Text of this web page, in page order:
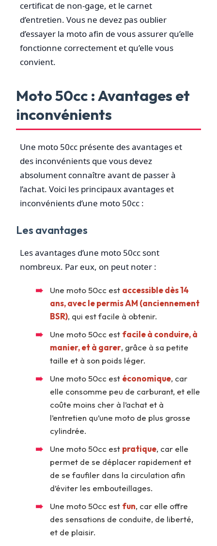
certificat de non-gage, et le carnet
d’entretien. Vous ne devez pas oublier
d’essayer la moto afin de vous assurer qu’elle
fonctionne correctement et qu’elle vous
convient.
Moto 50cc : Avantages et
inconvénients
Une moto 50cc présente des avantages et
des inconvénients que vous devez
absolument connaître avant de passer à
l’achat. Voici les principaux avantages et
inconvénients d’une moto 50cc :
Les avantages
Les avantages d’une moto 50cc sont
nombreux. Par eux, on peut noter :
Une moto 50cc est accessible dès 14
ans, avec le permis AM (anciennement
BSR), qui est facile à obtenir.
Une moto 50cc est facile à conduire, à
manier, et à garer, grâce à sa petite
taille et à son poids léger.
Une moto 50cc est économique, car
elle consomme peu de carburant, et elle
coûte moins cher à l’achat et à
l’entretien qu’une moto de plus grosse
cylindrée.
Une moto 50cc est pratique, car elle
permet de se déplacer rapidement et
de se faufiler dans la circulation afin
d’éviter les embouteillages.
Une moto 50cc est fun, car elle offre
des sensations de conduite, de liberté,
et de plaisir.